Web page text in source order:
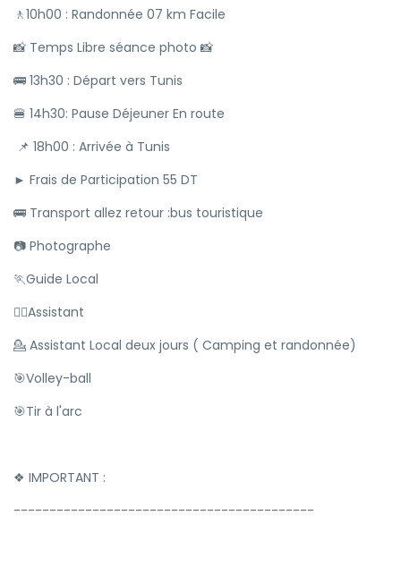
⁦🚶10h00 : Randonnée 07 km Facile
📸 Temps Libre séance photo 📸
🚌 13h30 : Départ vers Tunis
🍔 14h30: Pause Déjeuner En route
📌 18h00 : Arrivée à Tunis
► Frais de Participation 55 DT
🚌 Transport allez retour :bus touristique
📷 Photographe
🏃Guide Local
💁‍♂️Assistant
💁 Assistant Local deux jours ( Camping et randonnée)
🎯Volley-ball
🎯Tir à l'arc
❖ IMPORTANT :
------------------------------------------